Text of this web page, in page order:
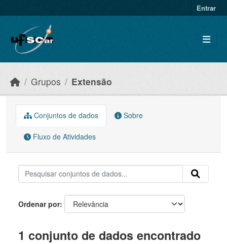
Entrar
Grupos Extensão
Conjuntos de dados Sobre
Fluxo de Atividades
Ordenar por
1 conjunto de dados encontrado